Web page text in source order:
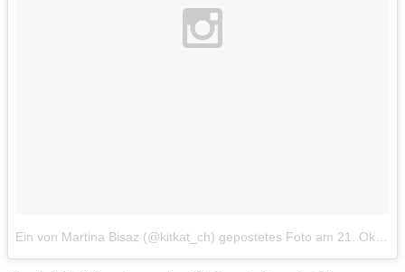
Ein von Martina Bisaz (@kitkat_ch) gepostetes Foto am 21. Okt 2014 um 21:12 Uhr